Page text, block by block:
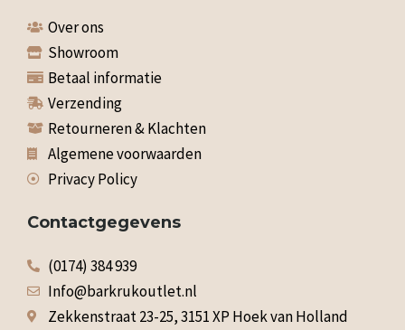
Over ons
Showroom
Betaal informatie
Verzending
Retourneren & Klachten
Algemene voorwaarden
Privacy Policy
Contactgegevens
(0174) 384 939
Info@barkrukoutlet.nl
Zekkenstraat 23-25, 3151 XP Hoek van Holland